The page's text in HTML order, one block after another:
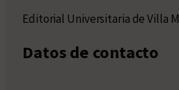
S
o
á
Editorial Universitaria de Villa
Datos de contacto